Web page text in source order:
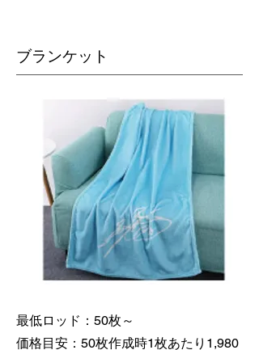
​ブランケット
最低ロッド：50枚～
価格目安：50枚作成時1枚あたり1,980